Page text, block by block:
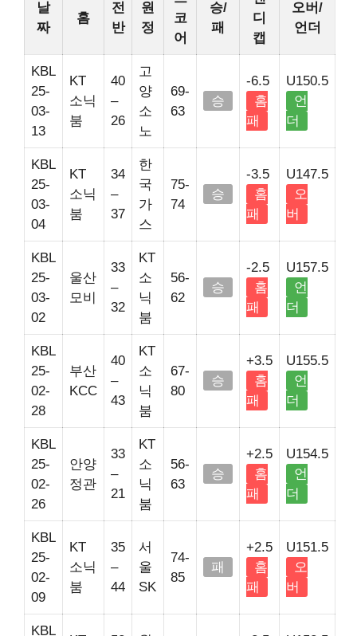
날
짜
홈
전
반
원
정
코
어
승/
패
디
캡
오버/
언더
KBL
25-
03-
13
KT
소닉
붐
40
–
26
고
양
소
노
69-
63
승
-6.5
홈
패
U150.5
언
더
KBL
25-
03-
04
KT
소닉
붐
34
–
37
한
국
가
스
75-
74
승
-3.5
홈
패
U147.5
오
버
KBL
25-
03-
02
울산
모비
33
–
32
KT
소
닉
붐
56-
62
승
-2.5
홈
패
U157.5
언
더
KBL
25-
02-
28
부산
KCC
40
–
43
KT
소
닉
붐
67-
80
승
+3.5
홈
패
U155.5
언
더
KBL
25-
02-
26
안양
정관
33
–
21
KT
소
닉
붐
56-
63
승
+2.5
홈
패
U154.5
언
더
KBL
25-
02-
09
KT
소닉
붐
35
–
44
서
울
SK
74-
85
패
+2.5
홈
패
U151.5
오
버
KBL